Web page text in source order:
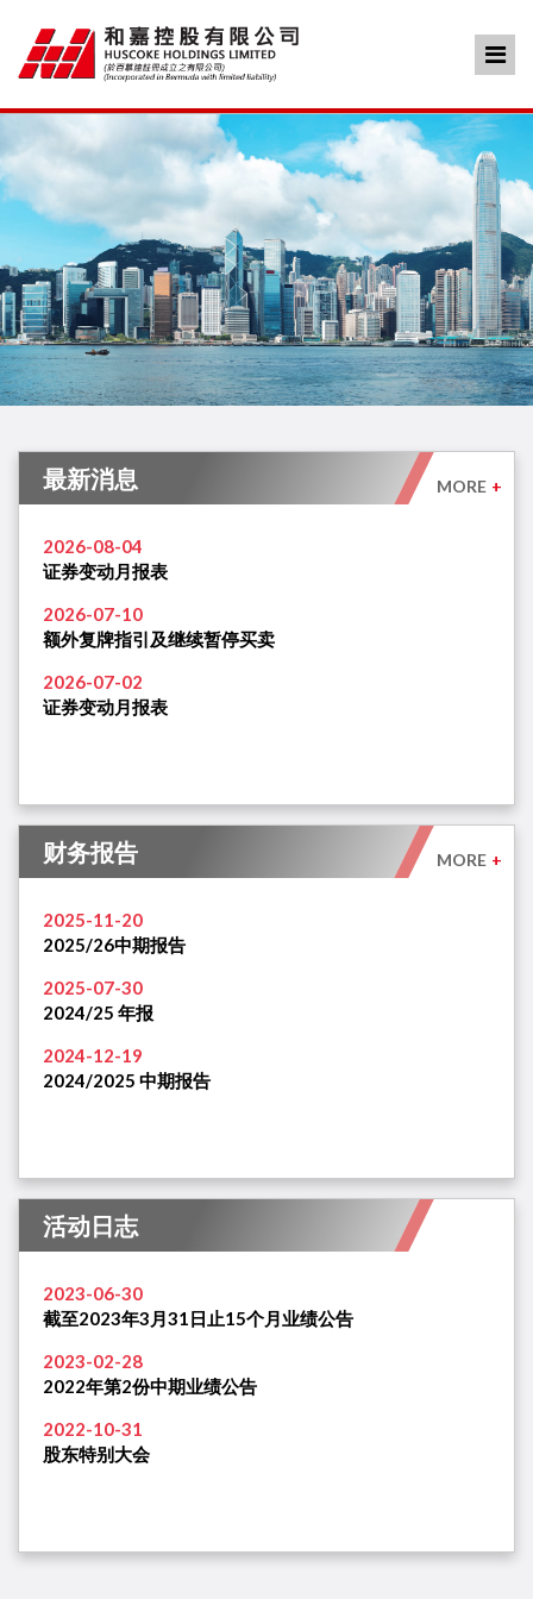
最新消息
2026-08-04
证券变动月报表
2026-07-10
额外复牌指引及继续暂停买卖
2026-07-02
证券变动月报表
MORE +
财务报告
2025-11-20
2025/26中期报告
2025-07-30
2024/25 年报
2024-12-19
2024/2025 中期报告
MORE +
活动日志
2023-06-30
截至2023年3月31日止15个月业绩公告
2023-02-28
2022年第2份中期业绩公告
2022-10-31
股东特别大会